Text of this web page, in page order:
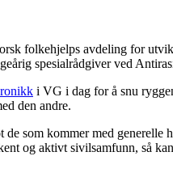
folkehjelps avdeling for
spesialrådgiver ved
i VG i dag for å snu
den andre.
som kommer med
og aktivt sivilsamfunn, så